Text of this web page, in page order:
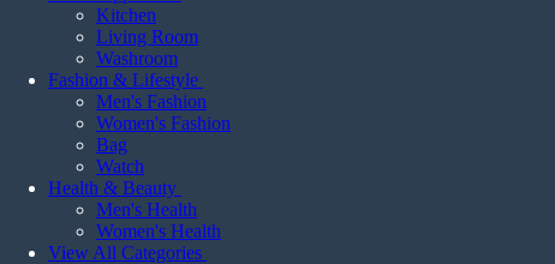
Kitchen
Living Room
Washroom
Fashion & Lifestyle
Men's Fashion
Women's Fashion
Bag
Watch
Health & Beauty
Men's Health
Women's Health
View All Categories